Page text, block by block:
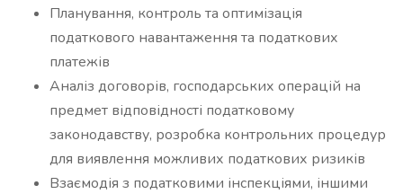
Планування, контроль та оптимізація
податкового навантаження та податкових
платежів
Аналіз договорів, господарських операцій на
предмет відповідності податковому
законодавству, розробка контрольних процедур
для виявлення можливих податкових ризиків
Взаємодія з податковими інспекціями, іншими